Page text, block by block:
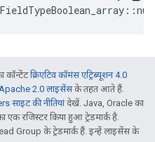
कॉन्टेंटक्रिएटिव कॉमंस एट्रिब्यूशन 4.0
2.0 लाइसेंसके तहत आते हैं.
साइट की नीतियांदेखें. Java, Oracle का
रजिस्टर किया हुआ ट्रेडमार्क है.
Group के ट्रेडमार्क हैं. इन्हें लाइसेंस के